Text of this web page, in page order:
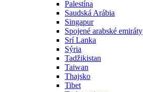
Palestína
Saudská Arábia
Singapur
Spojené arabské emiráty
Srí Lanka
Sýria
Tadžikistan
Taiwan
Thajsko
Tibet